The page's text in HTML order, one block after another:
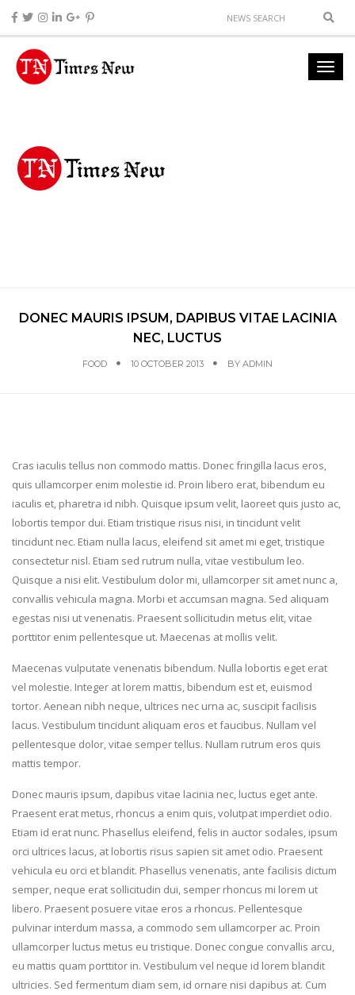
DONEC MAURIS IPSUM, DAPIBUS VITAE LACINIA
NEC, LUCTUS
FOOD 10 OCTOBER 2013 BY ADMIN
Cras iaculis tellus non commodo mattis. Donec fringilla lacus eros,
quis ullamcorper enim molestie id. Proin libero erat, bibendum eu
iaculis et, pharetra id nibh. Quisque ipsum velit, laoreet quis justo ac,
lobortis tempor dui. Etiam tristique risus nisi, in tincidunt velit
tincidunt nec. Etiam nulla lacus, eleifend sit amet mi eget, tristique
consectetur nisl. Etiam sed rutrum nulla, vitae vestibulum leo.
Quisque a nisi elit. Vestibulum dolor mi, ullamcorper sit amet nunc a,
convallis vehicula magna. Morbi et accumsan magna. Sed aliquam
egestas nisi ut venenatis. Praesent sollicitudin metus elit, vitae
porttitor enim pellentesque ut. Maecenas at mollis velit.
Maecenas vulputate venenatis bibendum. Nulla lobortis eget erat
vel molestie. Integer at lorem mattis, bibendum est et, euismod
tortor. Aenean nibh neque, ultrices nec urna ac, suscipit facilisis
lacus. Vestibulum tincidunt aliquam eros et faucibus. Nullam vel
pellentesque dolor, vitae semper tellus. Nullam rutrum eros quis
mattis tempor.
Donec mauris ipsum, dapibus vitae lacinia nec, luctus eget ante.
Praesent erat metus, rhoncus a enim quis, volutpat imperdiet odio.
Etiam id erat nunc. Phasellus eleifend, felis in auctor sodales, ipsum
orci ultrices lacus, at lobortis risus sapien sit amet odio. Praesent
vehicula eu orci et blandit. Phasellus venenatis, ante facilisis dictum
semper, neque erat sollicitudin dui, semper rhoncus mi lorem ut
libero. Praesent posuere vitae eros a rhoncus. Pellentesque
pulvinar interdum massa, a commodo sem ullamcorper ac. Proin
ullamcorper luctus metus eu tristique. Donec congue convallis arcu,
eu mattis quam porttitor in. Vestibulum vel neque id lorem blandit
ultricies. Sed fermentum diam sem, id ornare nisi dapibus at. Cum